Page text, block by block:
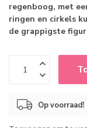
regenboog, met
ringen en cirkels
de grappigste
Op voorraad!